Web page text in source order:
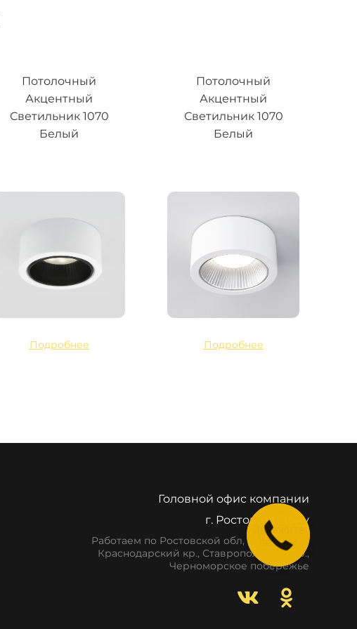
Потолочный
Акцентный
Светильник 1070
Белый
Подробнее
Потолочный
Акцентный
Светильник 1070
Белый
Подробнее
Головной офис компании
г. Ростов-на-Дону
Работаем по Ростовской обл, респ. Крым,
Краснодарский кр., Ставропольский кр.,
Черноморское побережье
Закажите
звонок